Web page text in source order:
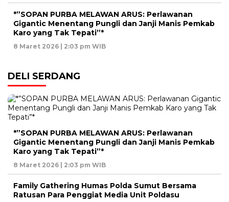
*”SOPAN PURBA MELAWAN ARUS: Perlawanan
Gigantic Menentang Pungli dan Janji Manis Pemkab
Karo yang Tak Tepati”*
8 Maret 2026 | 2:03 pm WIB
DELI SERDANG
*”SOPAN PURBA MELAWAN ARUS: Perlawanan
Gigantic Menentang Pungli dan Janji Manis Pemkab
Karo yang Tak Tepati”*
8 Maret 2026 | 2:03 pm WIB
Family Gathering Humas Polda Sumut Bersama
Ratusan Para Penggiat Media Unit Poldasu